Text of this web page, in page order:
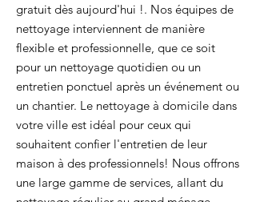
gratuit dès aujourd'hui !. Nos équipes de
nettoyage interviennent de manière
flexible et professionnelle, que ce soit
pour un nettoyage quotidien ou un
entretien ponctuel après un événement ou
un chantier. Le nettoyage à domicile dans
votre ville est idéal pour ceux qui
souhaitent confier l'entretien de leur
maison à des professionnels! Nous offrons
une large gamme de services, allant du